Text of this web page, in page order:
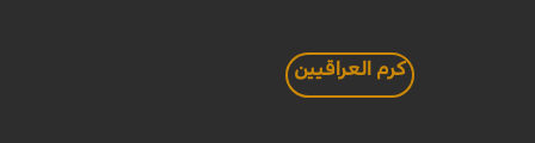
كرم العراقيين